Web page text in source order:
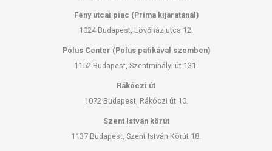
Fény utcai piac (Príma kijáratánál)
1024 Budapest, Lövőház utca 12.
Pólus Center (Pólus patikával szemben)
1152 Budapest, Szentmihályi út 131.
Rákóczi út
1072 Budapest, Rákóczi út 10.
Szent István körút
1137 Budapest, Szent István Körút 18.